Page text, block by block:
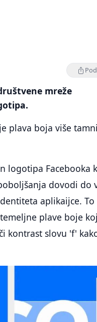
mreže
plava boja više
logotipa Facebooka
dovodi do
aplikaijce. To
plave boje
kontrast slovu 'f'